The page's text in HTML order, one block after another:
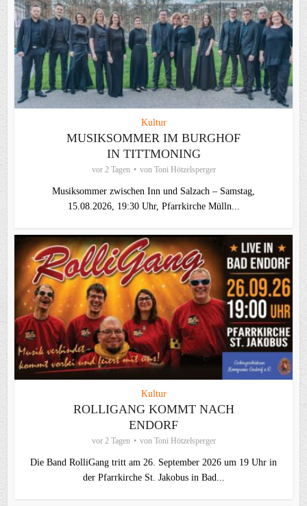
Kultur
MUSIKSOMMER IM BURGHOF
IN TITTMONING
vor 2 Tagen von Toni Hötzelsperger
Musiksommer zwischen Inn und Salzach – Samstag,
15.08.2026, 19:30 Uhr, Pfarrkirche Mülln...
Kultur
ROLLIGANG KOMMT NACH
ENDORF
vor 2 Tagen von Toni Hötzelsperger
Die Band RolliGang tritt am 26. September 2026 um 19 Uhr in
der Pfarrkirche St. Jakobus in Bad...